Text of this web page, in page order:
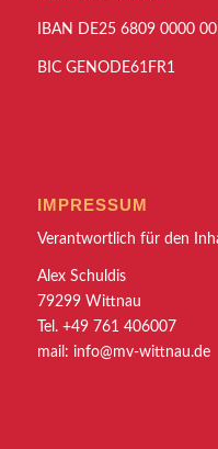
IBAN DE25 6809 0000
BIC GENODE61FR1
IMPRESSUM
Verantwortlich für den
Alex Schuldis
79299 Wittnau
Tel. +49 761 406007
mail: info@mv-wittnau.de